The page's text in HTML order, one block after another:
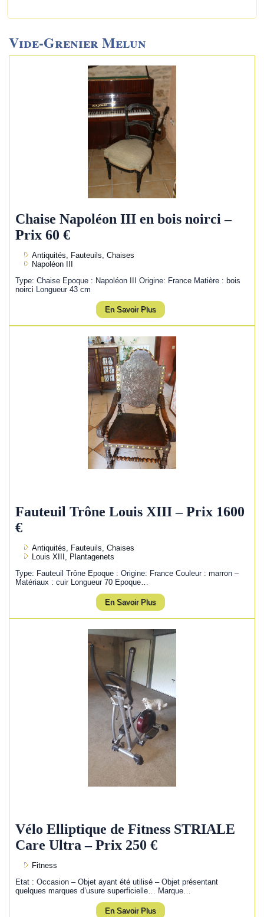
Vide-Grenier Melun
Chaise Napoléon III en bois noirci –
Prix 60 €
Antiquités, Fauteuils, Chaises
Napoléon III
Type: Chaise Epoque : Napoléon III Origine: France Matière : bois
noirci Longueur 43 cm
En Savoir Plus
Fauteuil Trône Louis XIII – Prix 1600
€
Antiquités, Fauteuils, Chaises
Louis XIII, Plantagenets
Type: Fauteuil Trône Epoque : Origine: France Couleur : marron –
Matériaux : cuir Longueur 70 Epoque…
En Savoir Plus
Vélo Elliptique de Fitness STRIALE
Care Ultra – Prix 250 €
Fitness
Etat : Occasion – Objet ayant été utilisé – Objet présentant
quelques marques d’usure superficielle… Marque…
En Savoir Plus